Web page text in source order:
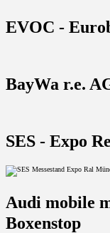
EVOC -
BayWa r.e.
SES - Expo
Audi mobile
Boxenstop